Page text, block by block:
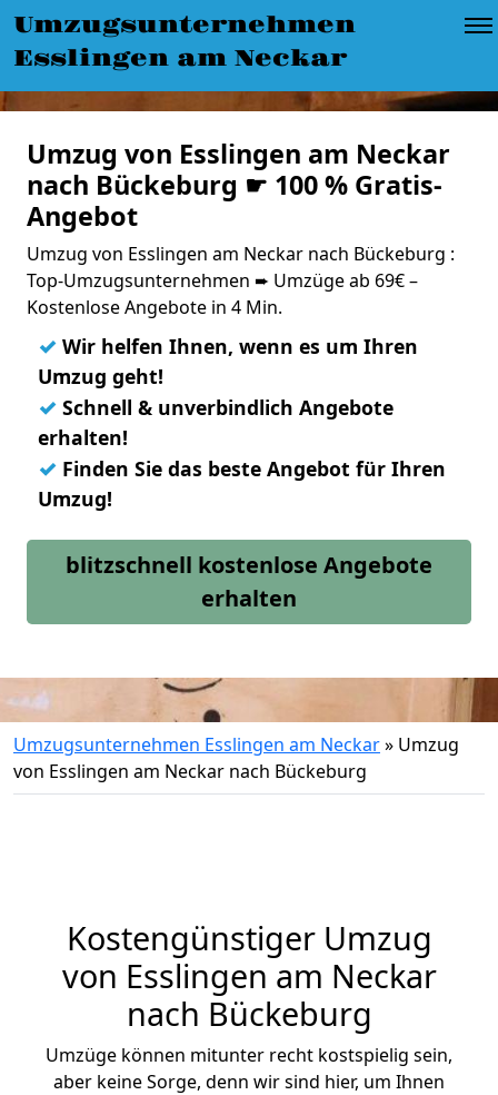
Umzugsunternehmen
Esslingen am Neckar
Umzug von Esslingen am Neckar
nach Bückeburg ☛ 100 % Gratis-
Angebot
Umzug von Esslingen am Neckar nach Bückeburg :
Top-Umzugsunternehmen ➨ Umzüge ab 69€ –
Kostenlose Angebote in 4 Min.
✓ Wir helfen Ihnen, wenn es um Ihren
Umzug geht!
✓ Schnell & unverbindlich Angebote
erhalten!
✓ Finden Sie das beste Angebot für Ihren
Umzug!
blitzschnell kostenlose Angebote
erhalten
Umzugsunternehmen Esslingen am Neckar» Umzug
von Esslingen am Neckar nach Bückeburg
Kostengünstiger Umzug
von Esslingen am Neckar
nach Bückeburg
Umzüge können mitunter recht kostspielig sein,
aber keine Sorge, denn wir sind hier, um Ihnen